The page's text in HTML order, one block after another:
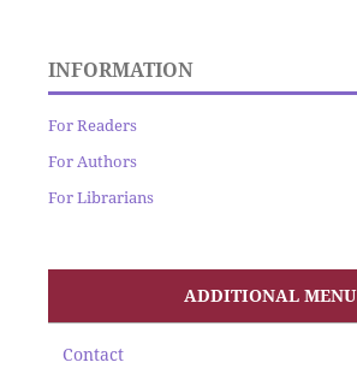
INFORMATION
For Readers
For Authors
For Librarians
ADDITIONAL MENU
Contact